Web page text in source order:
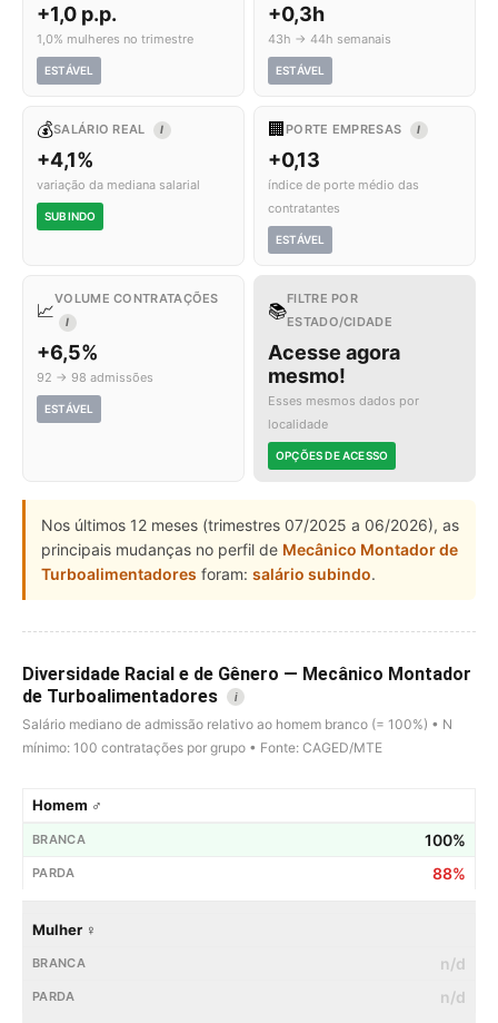
+1,0 p.p.
1,0% mulheres no trimestre
ESTÁVEL
+0,3h
43h → 44h semanais
ESTÁVEL
💰SALÁRIO REAL I
+4,1%
variação da mediana salarial
SUBINDO
🏢 PORTE EMPRESAS I
+0,13
índice de porte médio das
contratantes
ESTÁVEL
📈
VOLUME CONTRATAÇÕES
I
+6,5%
92 → 98 admissões
ESTÁVEL
📚
FILTRE POR
ESTADO/CIDADE
Acesse agora
mesmo!
Esses mesmos dados por
localidade
OPÇÕES DE ACESSO
Nos últimos 12 meses (trimestres 07/2025 a 06/2026), as
principais mudanças no perfil de Mecânico Montador de
Turboalimentadores foram: salário subindo.
Diversidade Racial e de Gênero — Mecânico Montador
de Turboalimentadores
i
Salário mediano de admissão relativo ao homem branco (= 100%) • N
mínimo: 100 contratações por grupo • Fonte: CAGED/MTE
Homem ♂
100%
88%
Mulher ♀
n/d
n/d